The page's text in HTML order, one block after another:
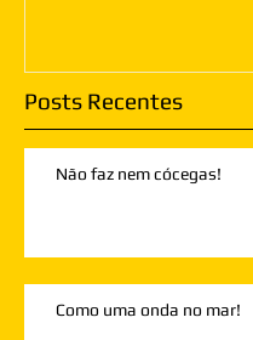
Posts Recentes
Não faz nem cócegas!
Como uma onda no mar!